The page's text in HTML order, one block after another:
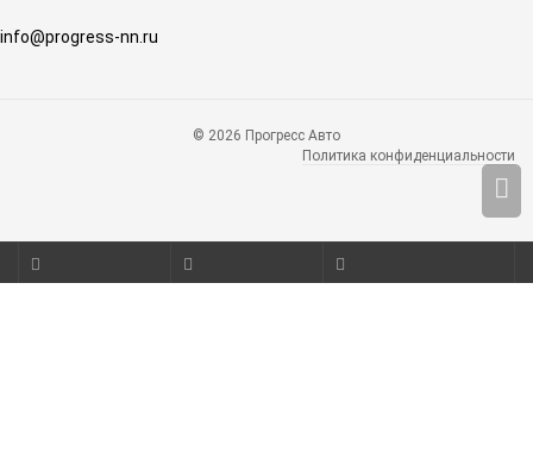
info@progress-nn.ru
© 2026 Прогресс Авто
Политика конфиденциальности